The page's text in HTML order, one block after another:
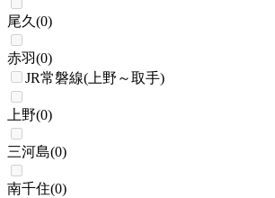
尾久 (0)
赤羽(0)
JR常磐線(上野～取手)
上野(0)
三河島(0)
南千住(0)